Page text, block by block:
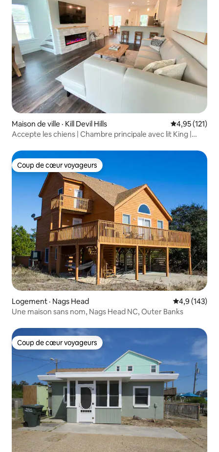
Maison de ville · Kill Devil Hills Note
4,95 (121)
Accepte les chiens | Chambre principale avec lit King |
Coup de cœur voyageurs
Coup de cœur voyageurs
Logement · Nags Head Note
4,9 (143)
Une maison sans nom, Nags Head NC, Outer Banks
Coup de cœur voyageurs
Coup de cœur voyageurs